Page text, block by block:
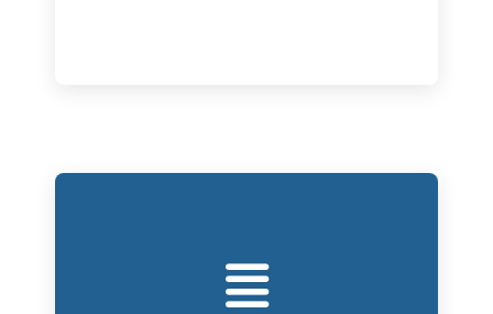
Тестілеудің барлық түрлері